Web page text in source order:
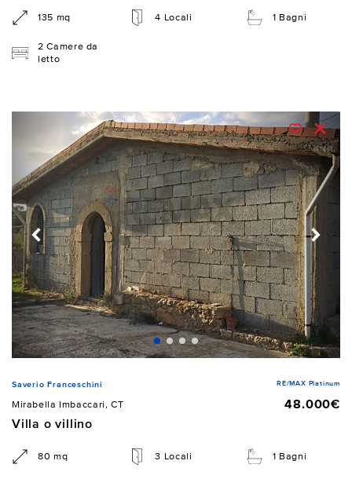
135 mq 4 Locali 1 Bagni
2 Camere da
letto
Saverio Franceschini RE/MAX Platinum
Mirabella Imbaccari, CT
48.000€
Villa o villino
80 mq 3 Locali 1 Bagni